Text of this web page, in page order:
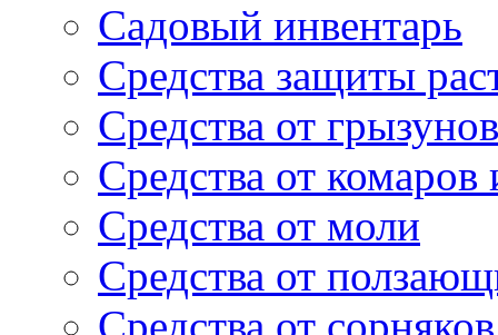
Садовый инвентарь
Средства защиты
Средства от грызунов
Средства от
Средства от моли
Средства от